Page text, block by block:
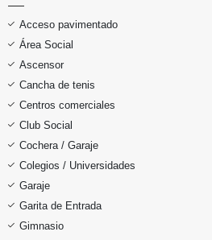
Acceso pavimentado
Área Social
Ascensor
Cancha de tenis
Centros comerciales
Club Social
Cochera / Garaje
Colegios / Universidades
Garaje
Garita de Entrada
Gimnasio